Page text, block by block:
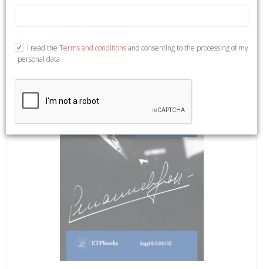
I read the Terms and conditionsand consenting to the processing of my
personal data